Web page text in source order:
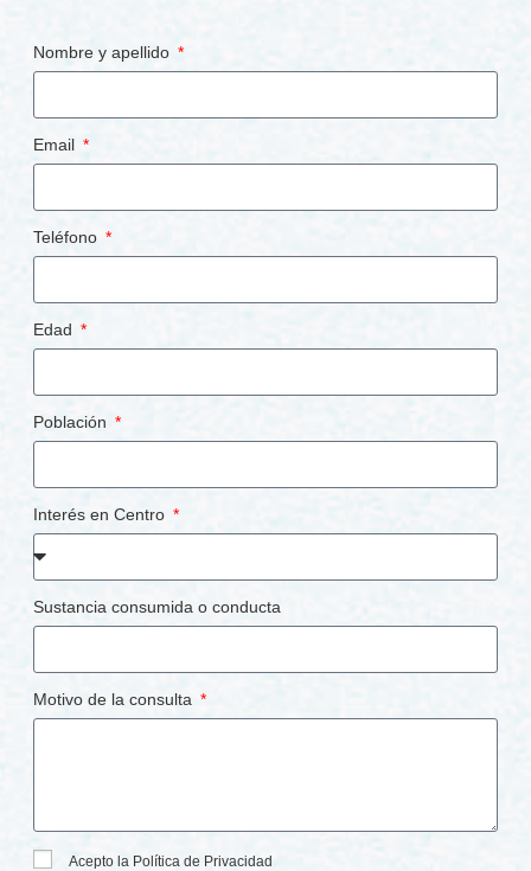
Nombre y apellido
Email
Teléfono
Edad
Población
Interés en Centro
Sustancia consumida o conducta
Motivo de la consulta
Acepto la Política de Privacidad